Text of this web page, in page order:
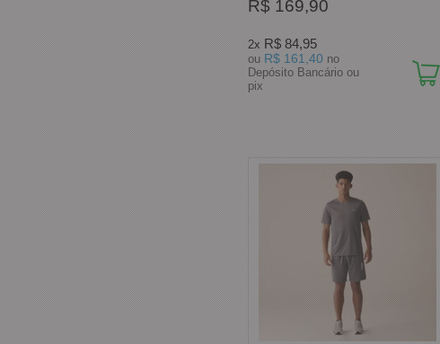
R$ 169,90
2x R$ 84,95
ou R$ 161,40 no
Depósito Bancário ou
pix